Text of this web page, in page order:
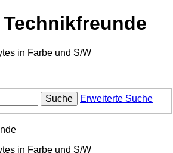
in Farbe und S/W
Suche Erweiterte Suche
in Farbe und S/W